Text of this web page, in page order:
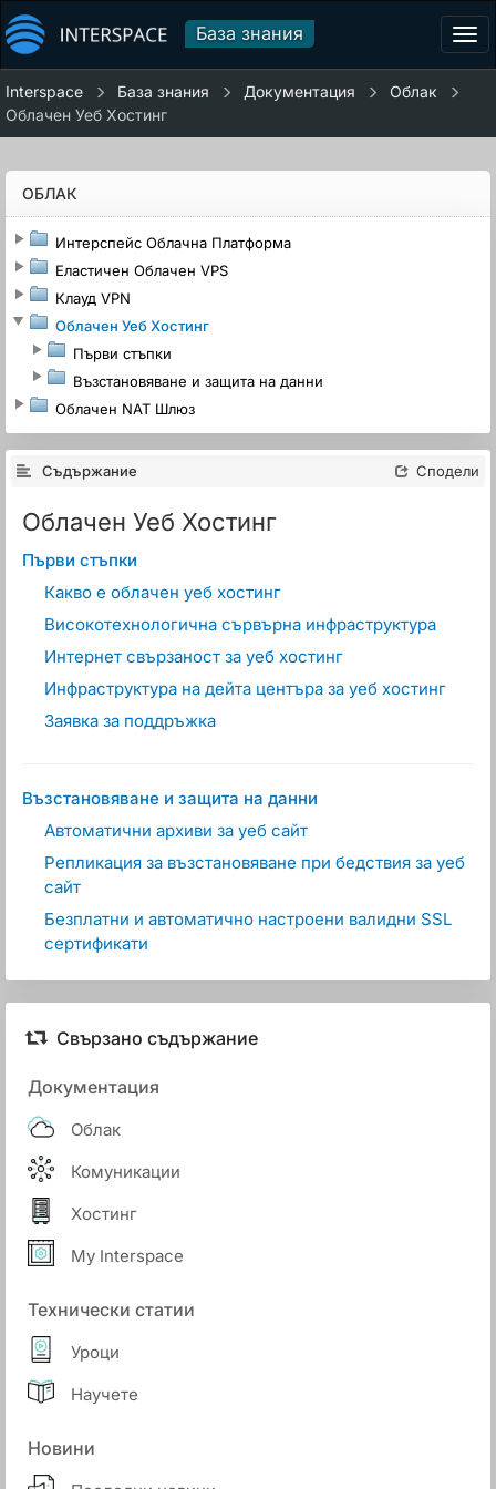
База знания
Interspace База знания Документация
Облак
Облачен Уеб Хостинг
ОБЛАК
Интерспейс Облачна Платформа
Еластичен Облачен VPS
Клауд VPN
Облачен Уеб Хостинг
Първи стъпки
Възстановяване и защита на данни
Облачен NAT Шлюз
Съдържание Сподели
Облачен Уеб Хостинг
Първи стъпки
Какво е облачен уеб хостинг
Високотехнологична сървърна инфраструктура
Интернет свързаност за уеб хостинг
Инфраструктура на дейта центъра за уеб хостинг
Заявка за поддръжка
Възстановяване и защита на данни
Автоматични архиви за уеб сайт
Репликация за възстановяване при бедствия за уеб
сайт
Безплатни и автоматично настроени валидни SSL
сертификати
Свързано съдържание
Документация
Облак
Комуникации
Хостинг
My Interspace
Технически статии
Уроци
Научете
Новини